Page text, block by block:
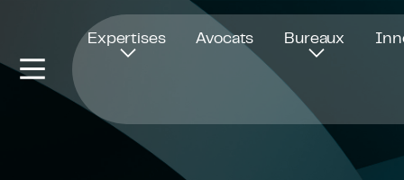
Expertises Avocats Bureaux
Ouvre dans une nouvelle fenêtre